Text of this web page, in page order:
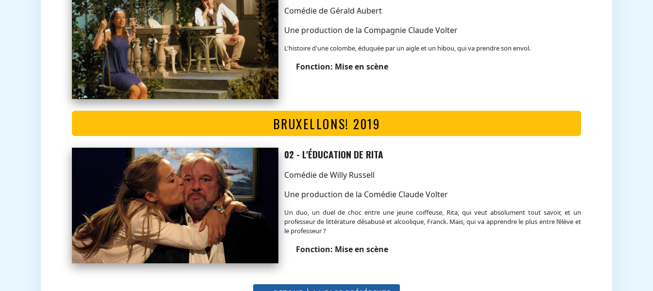
Comédie de Gérald Aubert
Une production de la Compagnie Claude Volter
L'histoire d'une colombe, éduquée par un aigle et un hibou, qui va prendre son envol.
Fonction: Mise en scène
BRUXELLONS! 2019
02 - L'ÉDUCATION DE RITA
Comédie de Willy Russell
Une production de la Comédie Claude Volter
Un duo, un duel de choc entre une jeune coiffeuse, Rita, qui veut absolument tout savoir, et un
professeur de littérature désabusé et alcoolique, Franck. Mais, qui va apprendre le plus entre l’élève et
le professeur ?
Fonction: Mise en scène